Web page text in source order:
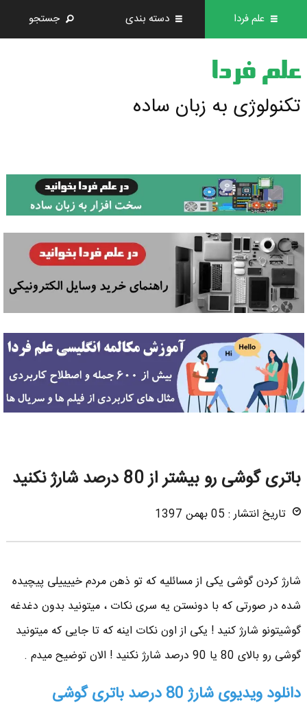
علم فردا دسته بندی جستجو
علم فردا
تکنولوژی به زبان ساده
باتری گوشی رو بیشتر از 80 درصد شارژ نکنید
تاریخ انتشار : 05 بهمن 1397
شارژ کردن گوشی یکی از مسائلیه که تو ذهن مردم خییییلی پیچیده
شده در صورتی که با دونستن یه سری نکات ، میتونید بدون دغدغه
گوشیتونو شارژ کنید ! یکی از اون نکات اینه که تا جایی که میتونید
گوشی رو بالای 80 یا 90 درصد شارژ نکنید ! الان توضیح میدم .
دانلود ویدیوی شارژ 80 درصد باتری گوشی